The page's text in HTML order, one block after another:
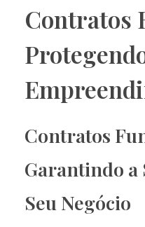
Contratos
Contratos
Garantindo a
Seu Negócio